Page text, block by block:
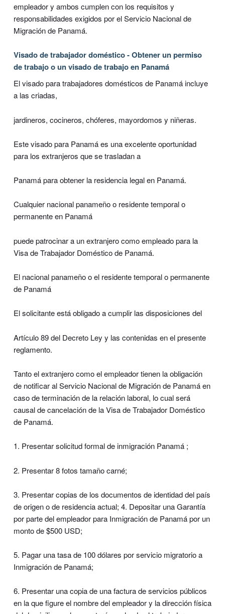
empleador y ambos cumplen con los requisitos y
responsabilidades exigidos por el Servicio Nacional de
Migración de Panamá.
Visado de trabajador doméstico - Obtener un permiso
de trabajo o un visado de trabajo en Panamá
El visado para trabajadores domésticos de Panamá incluye
a las criadas,
jardineros, cocineros, chóferes, mayordomos y niñeras.
Este visado para Panamá es una excelente oportunidad
para los extranjeros que se trasladan a
Panamá para obtener la residencia legal en Panamá.
Cualquier nacional panameño o residente temporal o
permanente en Panamá
puede patrocinar a un extranjero como empleado para la
Visa de Trabajador Doméstico de Panamá.
El nacional panameño o el residente temporal o permanente
de Panamá
El solicitante está obligado a cumplir las disposiciones del
Artículo 89 del Decreto Ley y las contenidas en el presente
reglamento.
Tanto el extranjero como el empleador tienen la obligación
de notificar al Servicio Nacional de Migración de Panamá en
caso de terminación de la relación laboral, lo cual será
causal de cancelación de la Visa de Trabajador Doméstico
de Panamá.
1. Presentar solicitud formal de inmigración Panamá ;
2. Presentar 8 fotos tamaño carné;
3. Presentar copias de los documentos de identidad del país
de origen o de residencia actual; 4. Depositar una Garantía
por parte del empleador para Inmigración de Panamá por un
monto de $500 USD;
5. Pagar una tasa de 100 dólares por servicio migratorio a
Inmigración de Panamá;
6. Presentar una copia de una factura de servicios públicos
en la que figure el nombre del empleador y la dirección física